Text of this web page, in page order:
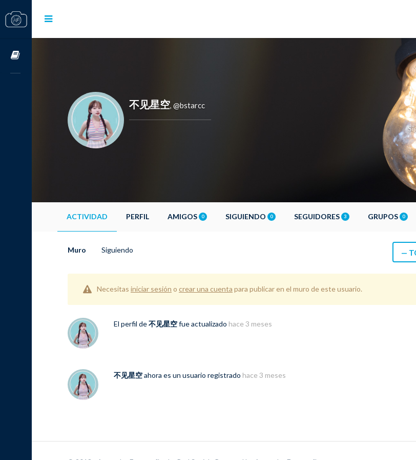
不见星空, @bstarcc
ACTIVIDAD PERFIL AMIGOS 0 SIGUIENDO 0 SEGUIDORES 3 GRUPOS 0
Muro Siguiendo —
Necesitas iniciar sesión o crear una cuenta para publicar en el muro de este usuario.
El perfil de不见星空fue actualizado hace 3 meses
不见星空ahora es un usuario registrado hace 3 meses